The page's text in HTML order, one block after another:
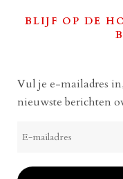
BLIJF OP DE
Vul je e-mailadres
nieuwste berichten
mailadres